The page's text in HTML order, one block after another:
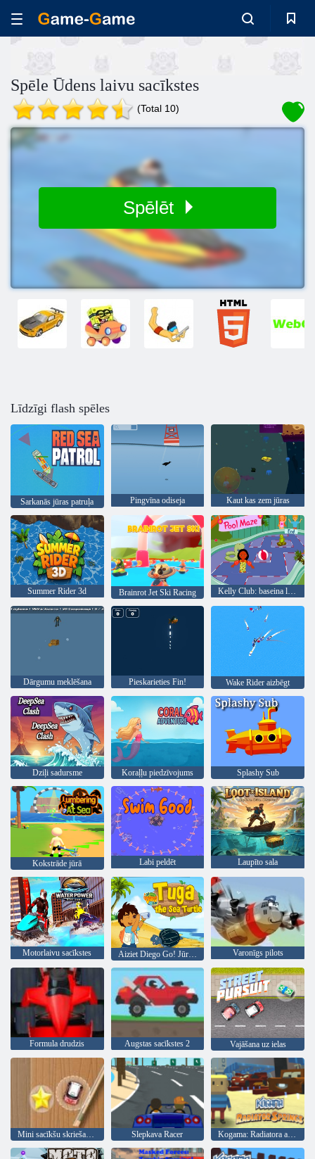
Spēle Ūdens laivu sacīkstes
(Total 10)
Spēlēt
Līdzīgi flash spēles
Sarkanās jūras patruļa Pingvīna odiseja Kaut kas zem jūras
Summer Rider 3d Brainrot Jet Ski Racing Kelly Club: baseina labirints
Dārgumu meklēšana Pieskarieties Fin! Wake Rider aizbēgt
Dziļi sadursme Koraļļu piedzīvojums Splashy Sub
Kokstrāde jūrā Labi peldēt Laupīto sala
Motorlaivu sacīkstes Aiziet Diego Go! Jūras bruņurupucis Tuga Varonīgs pilots
Formula drudzis Augstas sacīkstes 2 Vajāšana uz ielas
Mini sacīkšu skriešanās Slepkava Racer Kogama: Radiatora avoti